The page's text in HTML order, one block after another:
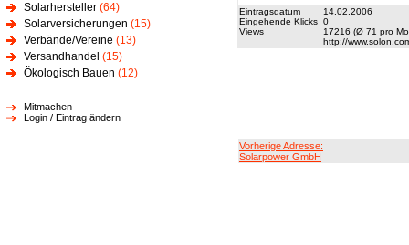
Solarhersteller (64)
Solarversicherungen (15)
Verbände/Vereine (13)
Versandhandel (15)
Ökologisch Bauen (12)
Mitmachen
Login / Eintrag ändern
Eintragsdatum
14.02.2006
Eingehende Klicks 0
Views
17216 (Ø 71 pro
http://
Vorherige Adresse:
Solarpower GmbH